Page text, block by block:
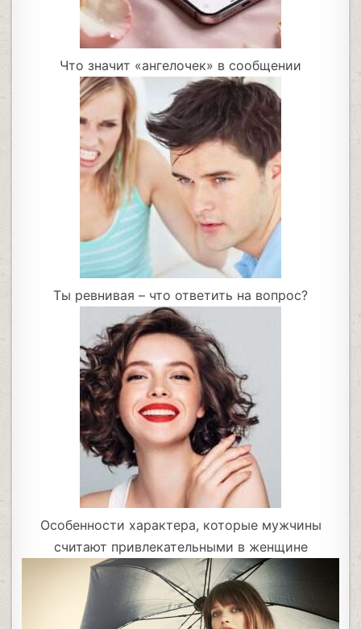
Что значит «ангелочек» в сообщении
Ты ревнивая – что ответить на вопрос?
Особенности характера, которые мужчины
считают привлекательными в женщине